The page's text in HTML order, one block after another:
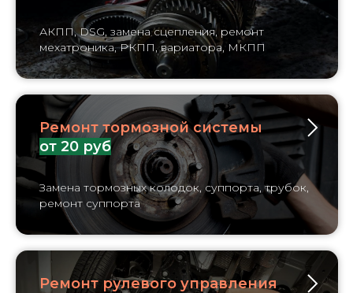
АКПП, DSG, замена сцепления, ремонт
мехатроника, РКПП, вариатора, МКПП
Ремонт тормозной системы
от 20 руб
Замена тормозных колодок, суппорта, трубок,
ремонт суппорта
Ремонт рулевого управления